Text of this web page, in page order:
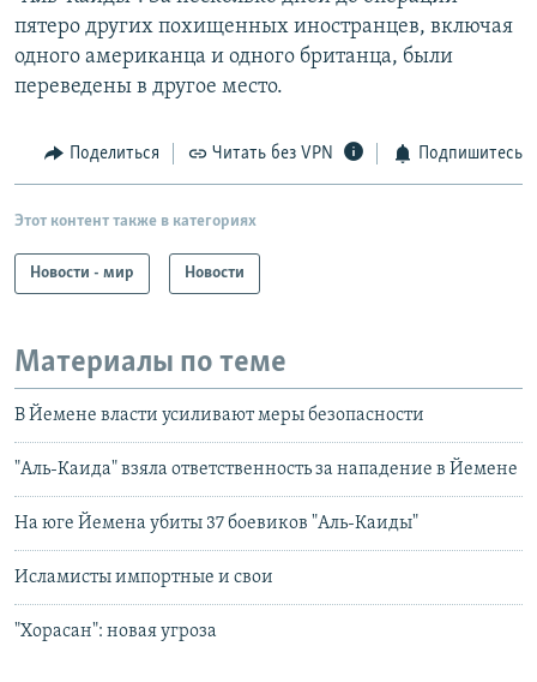
пятеро других похищенных иностранцев, включая
одного американца и одного британца, были
переведены в другое место.
Поделиться Читать без VPN Подпишитесь
Этот контент также в категориях
Новости - мир Новости
Материалы по теме
В Йемене власти усиливают меры безопасности
"Аль-Каида" взяла ответственность за нападение в Йемене
На юге Йемена убиты 37 боевиков "Аль-Каиды"
Исламисты импортные и свои
"Хорасан": новая угроза